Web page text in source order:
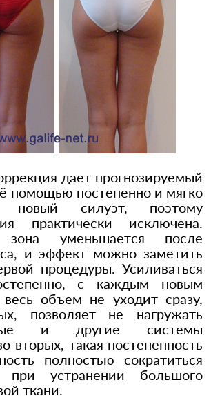
дает прогнозируемый
помощью постепенно и мягко
новый силуэт, поэтому
практически исключена.
зона уменьшается после
и эффект можно заметить
процедуры. Усиливаться
с каждым новым
объем не уходит сразу,
позволяет не нагружать
и другие системы
вторых, такая постепенность
полностью сократиться
устранении большого
ткани.